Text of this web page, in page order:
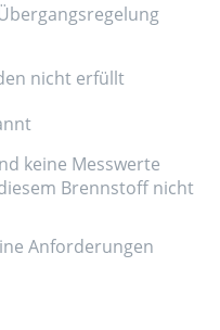
nicht erfüllt
keine Messwerte
Brennstoff nicht
Anforderungen